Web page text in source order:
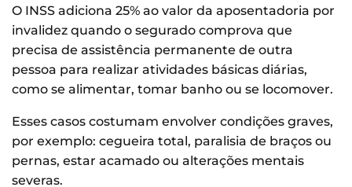
O INSS adiciona 25% ao valor da aposentadoria por
invalidez quando o segurado comprova que
precisa de assistência permanente de outra
pessoa para realizar atividades básicas diárias,
como se alimentar, tomar banho ou se locomover.
Esses casos costumam envolver condições graves,
por exemplo: cegueira total, paralisia de braços ou
pernas, estar acamado ou alterações mentais
severas.